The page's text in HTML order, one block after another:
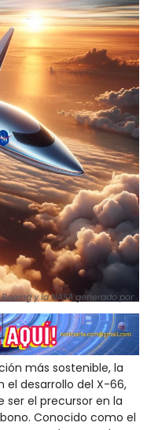
y la NASA generado por
más sostenible, la
el desarrollo del X-66,
el precursor en la
Conocido como el